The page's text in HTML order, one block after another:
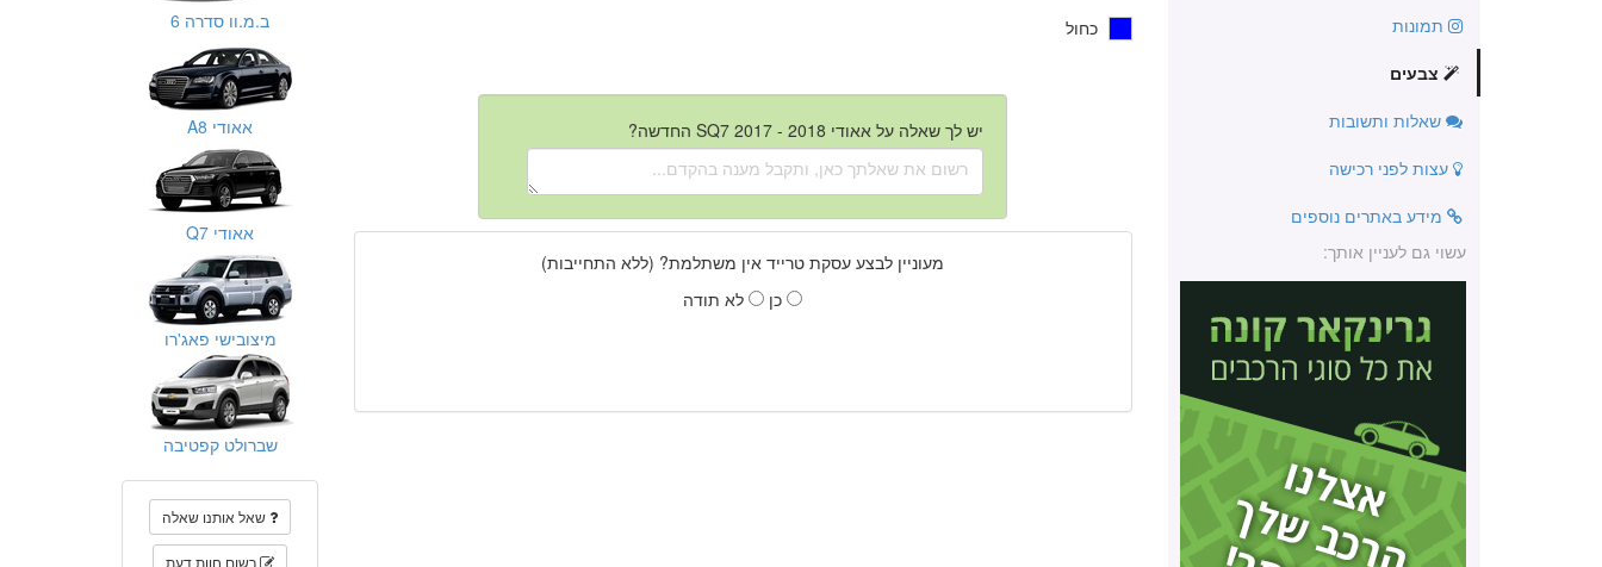
תמונות
צבעים
שאלות ותשובות
עצות לפני רכישה
מידע באתרים נוספים
עשוי גם לעניין אותך:
כחול
יש לך שאלה על אאודי SQ7 2017 - 2018 החדשה?
מעוניין לבצע עסקת טרייד אין משתלמת? (ללא התחייבות)
כן
לא תודה
ב.מ.וו סדרה 6
אאודי A8
אאודי Q7
מיצובישי פאג'רו
שברולט קפטיבה
שאל אותנו שאלה
רשום חוות דעת